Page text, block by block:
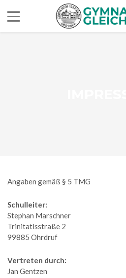
Angaben gemäß § 5 TMG
Schulleiter:
Stephan Marschner
Trinitatisstraße 2
99885 Ohrdruf
Vertreten durch:
Jan Gentzen